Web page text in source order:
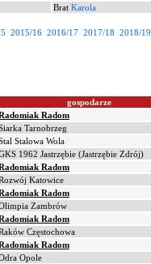
Brat Karola
2015/16 2016/17 2017/18 2018/19
gospodarze
Radom
Tarnobrzeg
Stalowa Wola
1962 Jastrzębie (Jastrzębie Zdrój)
Radom
Katowice
Radom
Zambrów
Radom
Częstochowa
Radom
Opole